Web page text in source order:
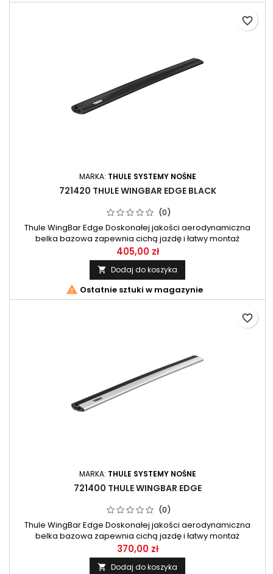
MARKA: THULE SYSTEMY NOŚNE
721420 THULE WINGBAR EDGE BLACK
(0)
Thule WingBar Edge Doskonałej jakości aerodynamiczna
belka bazowa zapewnia cichą jazdę i łatwy montaż
akcesoriów. 1 szt
405,00 zł
 Dodaj do koszyka
 Ostatnie sztuki w magazynie
favorite_border
MARKA: THULE SYSTEMY NOŚNE
721400 THULE WINGBAR EDGE
(0)
Thule WingBar Edge Doskonałej jakości aerodynamiczna
belka bazowa zapewnia cichą jazdę i łatwy montaż
akcesoriów. 1 szt
370,00 zł
 Dodaj do koszyka
favorite_border